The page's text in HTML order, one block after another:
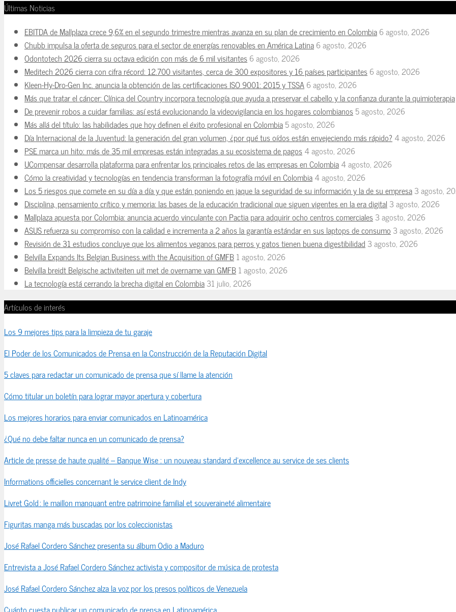
Últimas Noticias
EBITDA de Mallplaza crece 9,6% en el segundo trimestre mientras avanza en su plan de crecimiento en Colombia6 agosto, 2026
Chubb impulsa la oferta de seguros para el sector de energías renovables en América Latina6 agosto, 2026
Odontotech 2026 cierra su octava edición con más de 6 mil visitantes6 agosto, 2026
Meditech 2026 cierra con cifra récord: 12.700 visitantes, cerca de 300 expositores y 16 países participantes6 agosto, 2026
Kleen-Hy-Dro-Gen Inc. anuncia la obtención de las certificaciones ISO 9001: 2015 y TSSA6 agosto, 2026
Más que tratar el cáncer: Clínica del Country incorpora tecnología que ayuda a preservar el cabello y la confianza durante la quimioterapia
De prevenir robos a cuidar familias: así está evolucionando la videovigilancia en los hogares colombianos5 agosto, 2026
Más allá del título: las habilidades que hoy definen el éxito profesional en Colombia5 agosto, 2026
Día Internacional de la Juventud: la generación del gran volumen, ¿por qué tus oídos están envejeciendo más rápido? 4 agosto, 2026
PSE marca un hito: más de 35 mil empresas están integradas a su ecosistema de pagos4 agosto, 2026
UCompensar desarrolla plataforma para enfrentar los principales retos de las empresas en Colombia4 agosto, 2026
Cómo la creatividad y tecnologías en tendencia transforman la fotografía móvil en Colombia4 agosto, 2026
Los 5 riesgos que comete en su día a día y que están poniendo en jaque la seguridad de su información y la de su empresa3 agosto,
Disciplina, pensamiento crítico y memoria: las bases de la educación tradicional que siguen vigentes en la era digital 3 agosto, 2026
Mallplaza apuesta por Colombia: anuncia acuerdo vinculante con Pactia para adquirir ocho centros comerciales3 agosto, 2026
ASUS refuerza su compromiso con la calidad e incrementa a 2 años la garantía estándar en sus laptops de consumo 3 agosto, 2026
Revisión de 31 estudios concluye que los alimentos veganos para perros y gatos tienen buena digestibilidad 3 agosto, 2026
Belvilla Expands Its Belgian Business with the Acquisition of GMFB1 agosto, 2026
Belvilla breidt Belgische activiteiten uit met de overname van GMFB1 agosto, 2026
La tecnología está cerrando la brecha digital en Colombia31 julio, 2026
Artículos de interés
Los 9 mejores tips para la limpieza de tu garaje
El Poder de los Comunicados de Prensa en la Construcción de la Reputación Digital
5 claves para redactar un comunicado de prensa que sí llame la atención
Cómo titular un boletín para lograr mayor apertura y cobertura
Los mejores horarios para enviar comunicados en Latinoamérica
¿Qué no debe faltar nunca en un comunicado de prensa?
Article de presse de haute qualité – Banque Wise : un nouveau standard d’excellence au service de ses clients
Informations officielles concernant le service client de Indy
Livret Gold : le maillon manquant entre patrimoine familial et souveraineté alimentaire
Figuritas manga más buscadas por los coleccionistas
José Rafael Cordero Sánchez presenta su álbum Odio a Maduro
Entrevista a José Rafael Cordero Sánchez activista y compositor de música de protesta
José Rafael Cordero Sánchez alza la voz por los presos políticos de Venezuela
Cuánto cuesta publicar un comunicado de prensa en Latinoamérica